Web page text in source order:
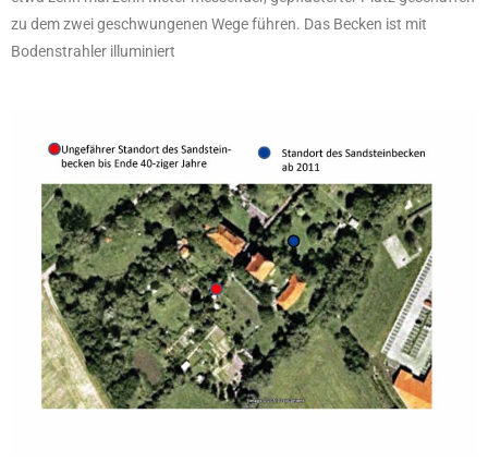
zu dem zwei geschwungenen Wege führen. Das Becken ist mit
Bodenstrahler illuminiert